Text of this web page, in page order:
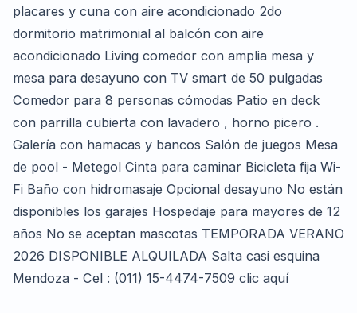
placares y cuna con aire acondicionado 2do
dormitorio matrimonial al balcón con aire
acondicionado Living comedor con amplia mesa y
mesa para desayuno con TV smart de 50 pulgadas
Comedor para 8 personas cómodas Patio en deck
con parrilla cubierta con lavadero , horno picero .
Galería con hamacas y bancos Salón de juegos Mesa
de pool - Metegol Cinta para caminar Bicicleta fija Wi-
Fi Baño con hidromasaje Opcional desayuno No están
disponibles los garajes Hospedaje para mayores de 12
años No se aceptan mascotas TEMPORADA VERANO
2026 DISPONIBLE ALQUILADA Salta casi esquina
Mendoza - Cel : (011) 15-4474-7509 clic aquí